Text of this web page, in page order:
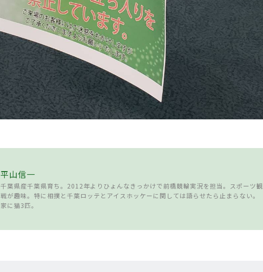
平山信一
千葉県産千葉県育ち。2012年よりひょんなきっかけで前橋競輪実況を担当。スポーツ観
戦が趣味。特に相撲と千葉ロッテとアイスホッケーに関しては語らせたら止まらない。
家に猫3匹。